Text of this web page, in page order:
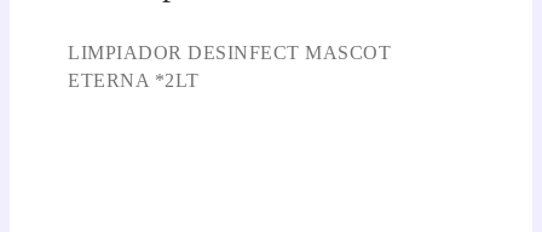
LIMPIADOR DESINFECT MASCOT
ETERNA *2LT